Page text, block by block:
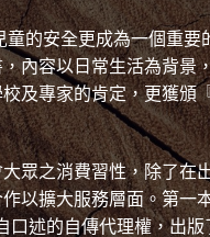
的安全更成為一個重要
內容以日常生活為背景
及專家的肯定，更獲頒
眾之消費習性，除了在
以擴大服務層面。第一
口述的自傳代理權，出版